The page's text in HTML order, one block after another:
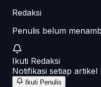
Redaksi
Penulis belum
Ikuti Redaksi
Notifikasi setiap artikel
Ikuti Penulis